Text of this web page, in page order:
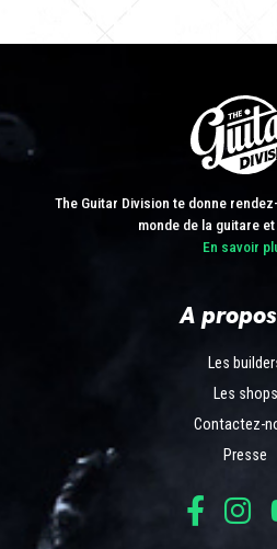
The Guitar Division te donne
monde de la guitare
En savoir
A
Les
Les shops
Contactez-
Presse